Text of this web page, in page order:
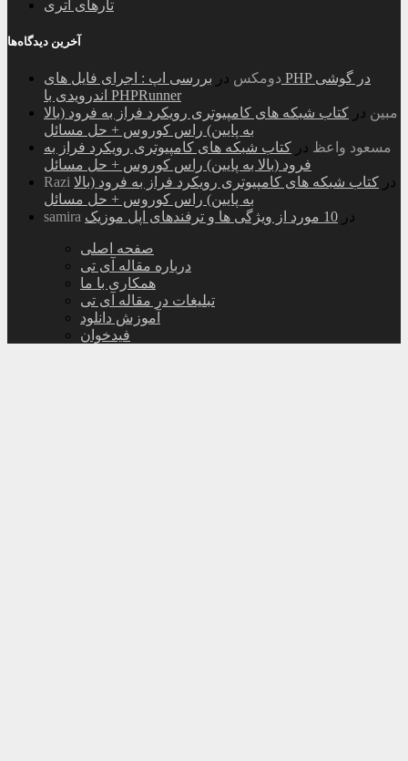
تارهای اتری
آخرین دیدگاه‌ها
دومکس در بررسی اپ : اجرای فایل های PHP در گوشی
اندرویدی با PHPRunner
مبین در کتاب شبکه های کامپیوتری رویکرد فراز به فرود (بالا
به پایین) راس کوروس + حل مسائل
مسعود واعظ در کتاب شبکه های کامپیوتری رویکرد فراز به
فرود (بالا به پایین) راس کوروس + حل مسائل
Razi
در کتاب شبکه های کامپیوتری رویکرد فراز به فرود (بالا
به پایین) راس کوروس + حل مسائل
samira
در 10 مورد از ویژگی ها و ترفندهای اپل موزیک
صفحه اصلی
درباره مقاله آی تی
همکاری با ما
تبلیغات در مقاله آی تی
آموزش دانلود
فیدخوان